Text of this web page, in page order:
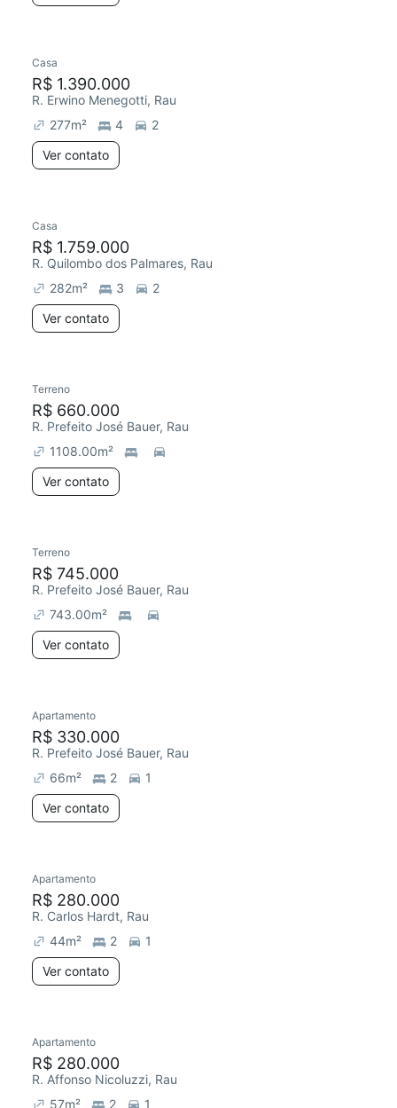
Casa
R$ 1.390.000
R. Erwino Menegotti, Rau
277m² 4
2
Ver contato
Casa
R$ 1.759.000
R. Quilombo dos Palmares, Rau
282m² 3
2
Ver contato
Terreno
R$ 660.000
R. Prefeito José Bauer, Rau
1108.00m²
Ver contato
Terreno
R$ 745.000
R. Prefeito José Bauer, Rau
743.00m²
Ver contato
Apartamento
R$ 330.000
R. Prefeito José Bauer, Rau
66m² 2
1
Ver contato
Apartamento
R$ 280.000
R. Carlos Hardt, Rau
44m² 2
1
Ver contato
Apartamento
R$ 280.000
R. Affonso Nicoluzzi, Rau
57m² 2 1